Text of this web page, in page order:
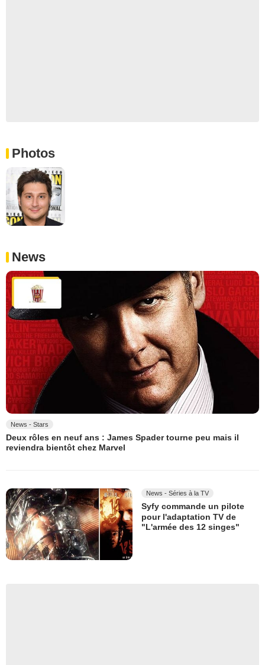
Photos
News
News - Stars
Deux rôles en neuf ans : James Spader tourne peu mais il
reviendra bientôt chez Marvel
News - Séries à la TV
Syfy commande un pilote
pour l'adaptation TV de
"L'armée des 12 singes"